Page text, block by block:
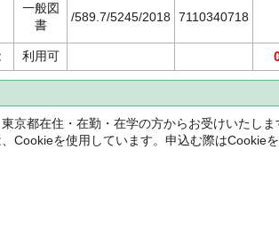
一般図
書
/589.7/5245/2018 7110340718
利用可
東京都在住・在勤・在学の方からお受けいたしま
Cookieを使用しています。申込む際はCookie